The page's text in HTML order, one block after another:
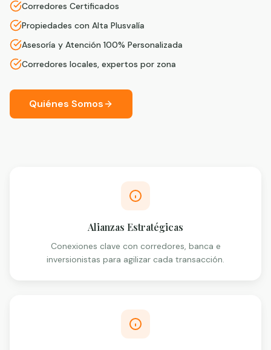
Corredores Certificados
Propiedades con Alta Plusvalía
Asesoría y Atención 100% Personalizada
Corredores locales, expertos por zona
Quiénes Somos
Alianzas Estratégicas
Conexiones clave con corredores, banca e
inversionistas para agilizar cada transacción.